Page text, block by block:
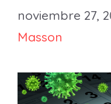
noviembre 27,
Masson